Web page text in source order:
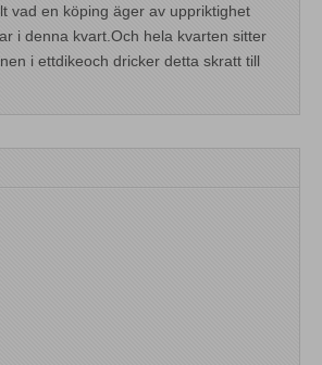
vad en köping äger av uppriktighet
i denna kvart.Och hela kvarten sitter
i ettdikeoch dricker detta skratt till